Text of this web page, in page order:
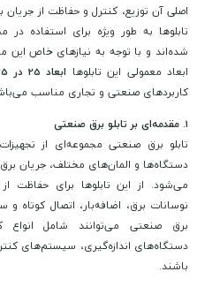
اصلی آن توزیع، کنترل و حفاظت از
تابلوها به طور ویژه برای استفاده
شده‌اند و با توجه به نیازهای خاص این
ابعاد معمولی این تابلوها ابعاد 25 در 35 سانتیمتر
کاربردهای صنعتی و تجاری مناسب
1. مقدمه‌ای بر تابلو برق صنعتی
تابلو برق صنعتی مجموعه‌ای از
دستگاه‌ها و المان‌های مختلف، جریان
می‌شود. از این تابلوها برای حفاظت
نوسانات برق، اضافه‌بار، اتصال کوتاه
برق صنعتی می‌توانند شامل انواع
دستگاه‌های اندازه‌گیری، سیستم‌های
باشند.